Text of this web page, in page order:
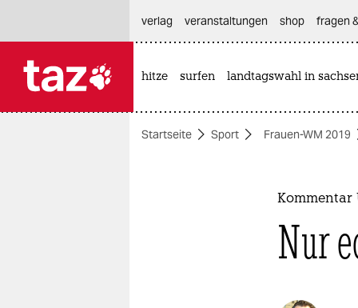
themen
verlag
veranstaltungen shop fragen
hitze surfen landtagswahl in
Startseite Sport Frauen-WM 2019
Kommentar
Nur